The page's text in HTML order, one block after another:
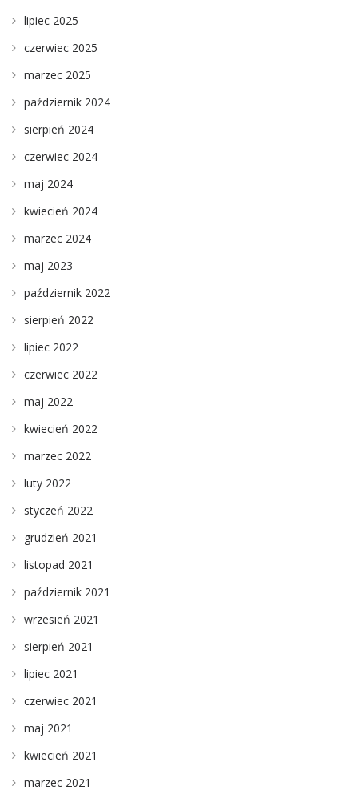
lipiec 2025
czerwiec 2025
marzec 2025
październik 2024
sierpień 2024
czerwiec 2024
maj 2024
kwiecień 2024
marzec 2024
maj 2023
październik 2022
sierpień 2022
lipiec 2022
czerwiec 2022
maj 2022
kwiecień 2022
marzec 2022
luty 2022
styczeń 2022
grudzień 2021
listopad 2021
październik 2021
wrzesień 2021
sierpień 2021
lipiec 2021
czerwiec 2021
maj 2021
kwiecień 2021
marzec 2021